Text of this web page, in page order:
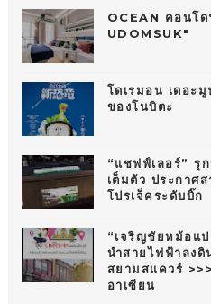
OCEAN คอนโ
UDOMSUK"
โดเรมอน เดอะ
ของโนบิตะ
“แชฟฟ์เลอร์” รุ
เต็มตัว ประกาศ
โปรเจ็คระดับบิ๊ก
“เจริญชัยหม้อแ
นำสายไฟฟ้าลง
สยามสแควร์
อาเซียน